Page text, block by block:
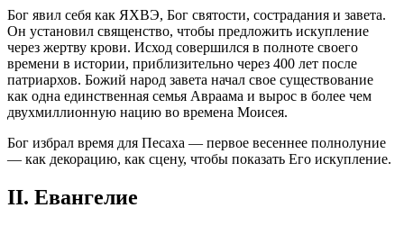
Бог явил себя как ЯХВЭ, Бог святости, сострадания и завета.
Он установил священство, чтобы предложить искупление
через жертву крови. Исход совершился в полноте своего
времени в истории, приблизительно через 400 лет после
патриархов. Божий народ завета начал свое существование
как одна единственная семья Авраама и вырос в более чем
двухмиллионную нацию во времена Моисея.
Бог избрал время для Песаха — первое весеннее полнолуние
— как декорацию, как сцену, чтобы показать Его искупление.
II. Евангелие